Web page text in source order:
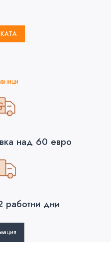
над 60 евро
работни дни